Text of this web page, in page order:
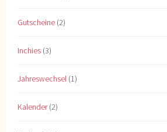
Gutscheine (2)
Inchies (3)
Jahreswechsel (1)
Kalender(2)